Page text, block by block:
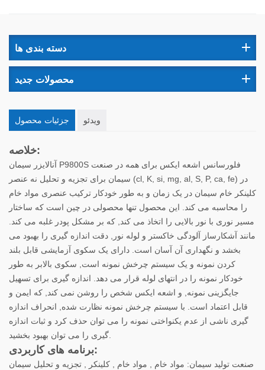
دسته بندی ها
محصولات جدید
جزئیات محصول ویدئو
خلاصه:
آنالایزر سیمان P9800S فلورسانس اشعه ایکس برای همه در صنعت
سیمان برای تجزیه و تحلیل نه عنصر (cl, K, si, mg, al, S, P, ca, fe) در
کلینکر خام سیمان در یک زمان و به طور خودکار ترکیب عنصری مواد خام
را محاسبه می کند. این محصول تنها محصولی در چین است که ساختار
مسیر نوری با نور بالایی را اتخاذ می کند, که بر مشکل پودر غلبه می کند.
مانند آشکارساز آلودگی خاکستر و لوله نور, دقت اندازه گیری را بهبود می
بخشد و نگهداری آن آسان است. دارای یک سکوی آزمایشی قابل بلند
کردن نمونه و یک سیستم چرخش نمونه است, سکوی بالابر به طور
خودکار نمونه را در انتهای لوله قرار می دهد. اندازه گیری برای تسهیل
جایگزینی نمونه, و اشعه ایکس شخص را روشن نمی کند, که ایمن و
قابل اعتماد است. با سیستم چرخش نمونه نظارت شده, انحراف اندازه
گیری ناشی از عدم یکنواختی نمونه را می توان حذف کرد و ثبات اندازه
گیری را می توان بهبود بخشید.
برنامه های کاربردی:
صنعت تولید سیمان: مواد خام , مواد خام , کلینکر , تجزیه و تحلیل سیمان